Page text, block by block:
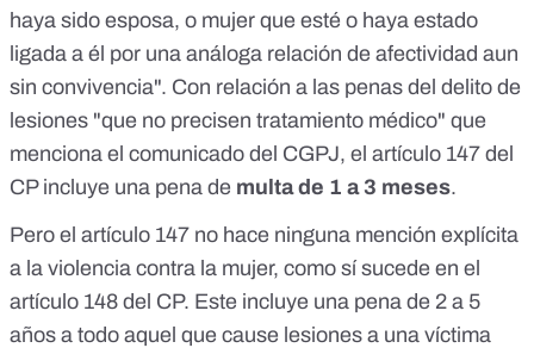
haya sido esposa, o mujer que esté o haya estado
ligada a él por una análoga relación de afectividad aun
sin convivencia". Con relación a las penas del delito de
lesiones "que no precisen tratamiento médico" que
menciona el comunicado del CGPJ, el artículo 147 del
CP incluye una pena de multa de 1 a 3 meses.
Pero el artículo 147 no hace ninguna mención explícita
a la violencia contra la mujer, como sí sucede en el
artículo 148 del CP. Este incluye una pena de 2 a 5
años a todo aquel que cause lesiones a una víctima